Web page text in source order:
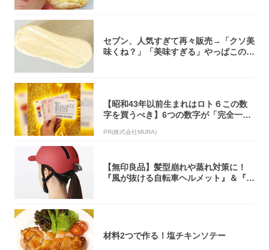
セブン、人気すぎて再々販売→「クソ美
味くね？」「美味すぎる」やっぱこのク
【昭和43年以前生まれはロト６この数
字を買うべき】6つの数字が「完全一
PR(株式会社MURA)
【無印良品】髪型崩れや蒸れ対策に！
『風が抜ける自転車ヘルメット』＆『2
材料2つで作る！塩チキンソテー